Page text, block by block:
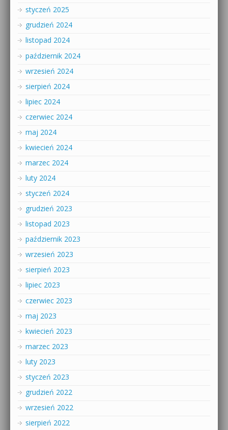
styczeń 2025
grudzień 2024
listopad 2024
październik 2024
wrzesień 2024
sierpień 2024
lipiec 2024
czerwiec 2024
maj 2024
kwiecień 2024
marzec 2024
luty 2024
styczeń 2024
grudzień 2023
listopad 2023
październik 2023
wrzesień 2023
sierpień 2023
lipiec 2023
czerwiec 2023
maj 2023
kwiecień 2023
marzec 2023
luty 2023
styczeń 2023
grudzień 2022
wrzesień 2022
sierpień 2022